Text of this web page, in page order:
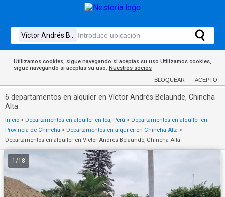
Utilizamos cookies, sigue navegando si aceptas su uso.Utilizamos cookies,
sigue navegando si aceptas su uso. Nuestros socios
BLOQUEAR ACEPTO
6 departamentos en alquiler en Víctor Andrés Belaunde, Chincha
Alta
Inicio > Departamentos en alquiler en Ica, Perú > Departamentos en alquiler en
Provincia de Chincha > Departamentos en alquiler en Chincha Alta >
Departamentos en alquiler en Víctor Andrés Belaunde, Chincha Alta
1 /18